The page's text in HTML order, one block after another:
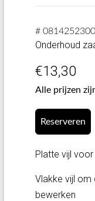
#
Onderhoud
€13,30
Alle prijzen
Reserveren
Platte vijl voor
Vlakke vijl om
bewerken